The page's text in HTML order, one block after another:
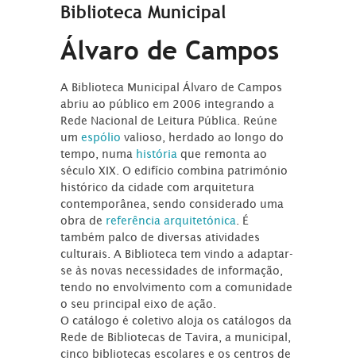
Biblioteca Municipal
Álvaro de Campos
A Biblioteca Municipal Álvaro de Campos
abriu ao público em 2006 integrando a
Rede Nacional de Leitura Pública. Reúne
umespóliovalioso, herdado ao longo do
tempo, numa história que remonta ao
século XIX. O edifício combina património
histórico da cidade com arquitetura
contemporânea, sendo considerado uma
obra de referência arquitetónica . É
também palco de diversas atividades
culturais. A Biblioteca tem vindo a adaptar-
se às novas necessidades de informação,
tendo no envolvimento com a comunidade
o seu principal eixo de ação.
O catálogo é coletivo aloja os catálogos da
Rede de Bibliotecas de Tavira, a municipal,
cinco bibliotecas escolares e os centros de